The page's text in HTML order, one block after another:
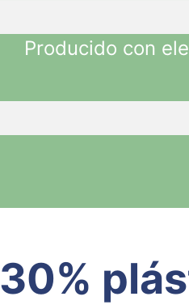
Producido con
30%